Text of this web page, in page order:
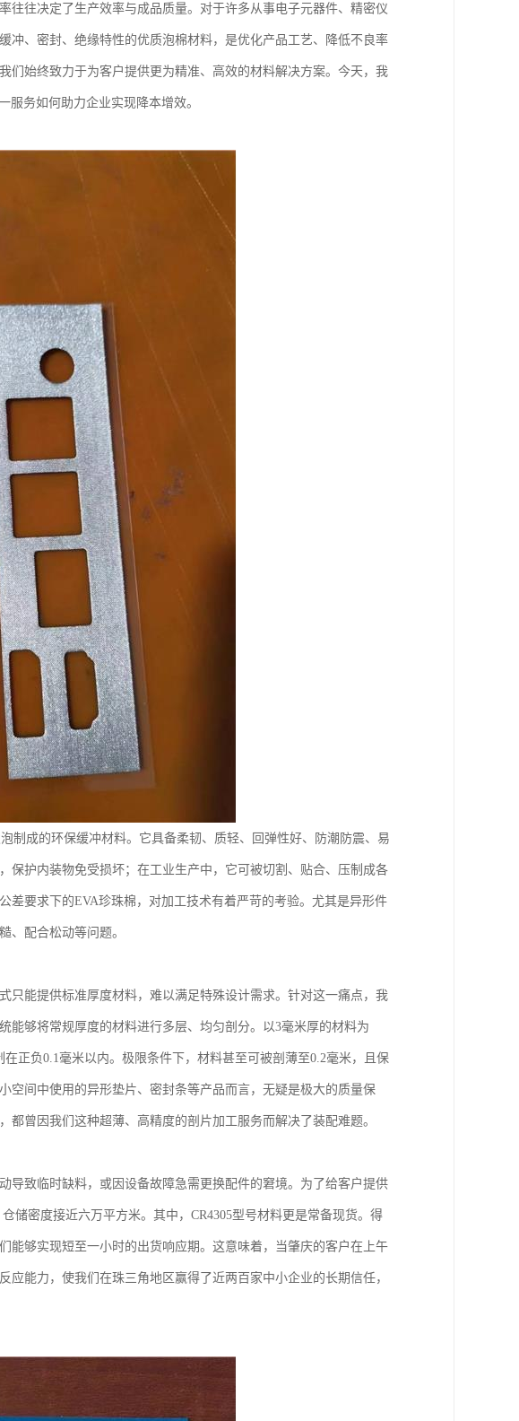
往往决定了生产效率与成品质量。对于许多从事电子元器件、精密仪
冲、密封、绝缘特性的优质泡棉材料，是优化产品工艺、降低不良率
们始终致力于为客户提供更为精准、高效的材料解决方案。今天，我
服务如何助力企业实现降本增效。
制成的环保缓冲材料。它具备柔韧、质轻、回弹性好、防潮防震、易
保护内装物免受损坏；在工业生产中，它可被切割、贴合、压制成各
差要求下的EVA珍珠棉，对加工技术有着严苛的考验。尤其是异形件
、配合松动等问题。
只能提供标准厚度材料，难以满足特殊设计需求。针对这一痛点，我
能够将常规厚度的材料进行多层、均匀剖分。以3毫米厚的材料为
正负0.1毫米以内。极限条件下，材料甚至可被剖薄至0.2毫米，且保
空间中使用的异形垫片、密封条等产品而言，无疑是极大的质量保
曾因我们这种超薄、高精度的剖片加工服务而解决了装配难题。
导致临时缺料，或因设备故障急需更换配件的窘境。为了给客户提供
储密度接近六万平方米。其中，CR4305型号材料更是常备现货。得
能够实现短至一小时的出货响应期。这意味着，当肇庆的客户在上午
能力，使我们在珠三角地区赢得了近两百家中小企业的长期信任，